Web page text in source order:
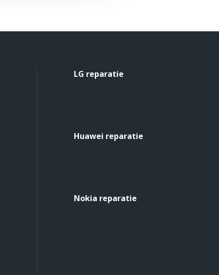
LG reparatie
Huawei reparatie
Nokia reparatie